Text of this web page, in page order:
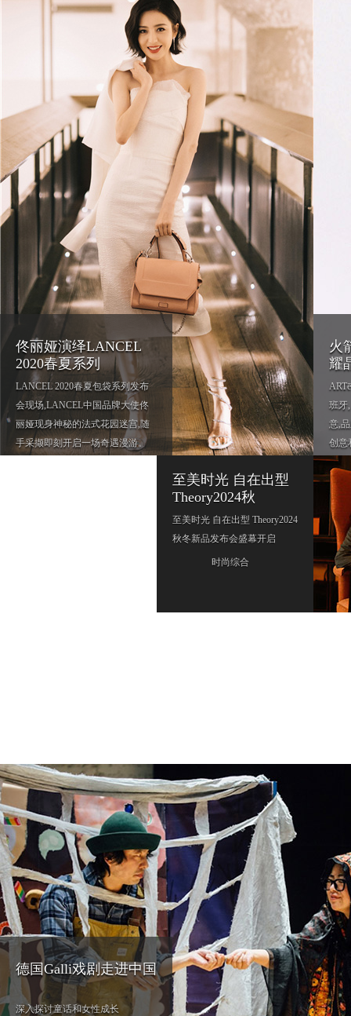
佟丽娅演绎LANCEL
2020春夏系列
LANCEL 2020春夏包袋系列发布
会现场,LANCEL中国品牌大使佟
丽娅现身神秘的法式花园迷宫,随
手采撷即刻开启一场奇遇漫游。
火
耀
班牙
意,
创意
物感
一无
至美时光 自在出型
Theory2024秋
至美时光 自在出型 Theory2024
秋冬新品发布会盛幕开启
时尚综合
德国Galli戏剧走进中国
深入探讨童话和女性成长